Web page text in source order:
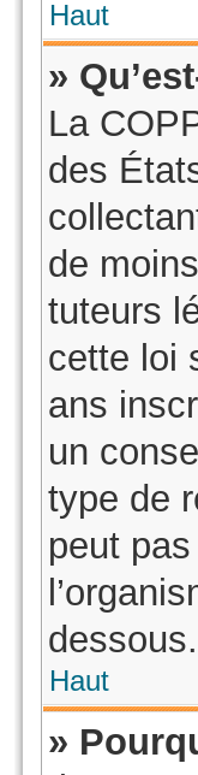
Haut
»
La
des
de
tuteurs
cette loi
ans
un
type de
peut
dessous.
Haut
»